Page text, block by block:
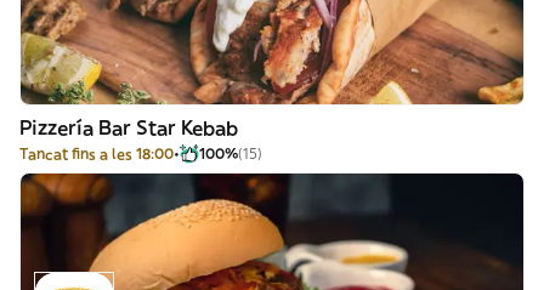
Pizzería Bar Star Kebab
Tancat fins a les 18:00 100%(15)